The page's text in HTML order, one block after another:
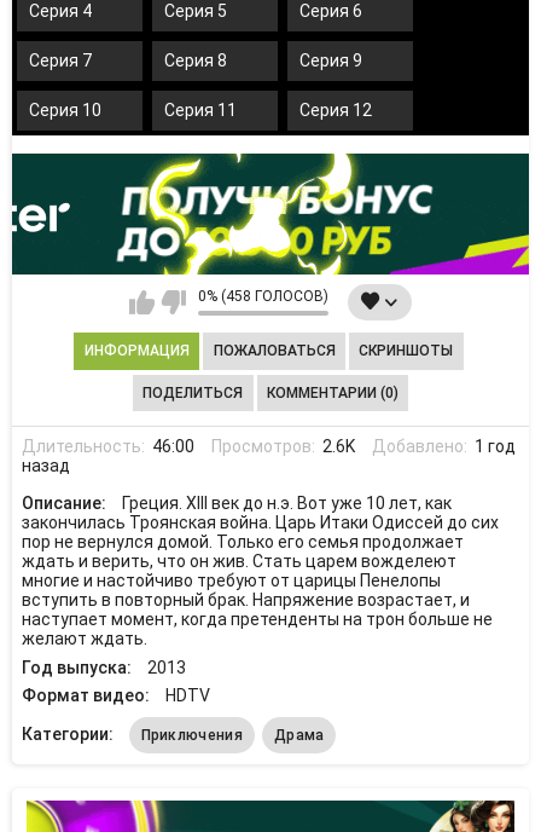
Серия 4 Серия 5 Серия 6
Серия 7 Серия 8 Серия 9
Серия 10 Серия 11 Серия 12
0% (458 ГОЛОСОВ)
ИНФОРМАЦИЯ ПОЖАЛОВАТЬСЯ СКРИНШОТЫ
ПОДЕЛИТЬСЯ КОММЕНТАРИИ (0)
Длительность: 46:00 Просмотров: 2.6K Добавлено: 1 год
назад
Описание:
Греция. ХIII век до н.э. Вот уже 10 лет, как
закончилась Троянская война. Царь Итаки Одиссей до сих
пор не вернулся домой. Только его семья продолжает
ждать и верить, что он жив. Стать царем вожделеют
многие и настойчиво требуют от царицы Пенелопы
вступить в повторный брак. Напряжение возрастает, и
наступает момент, когда претенденты на трон больше не
желают ждать.
Год выпуска:
2013
Формат видео:
HDTV
Категории:
Приключения Драма